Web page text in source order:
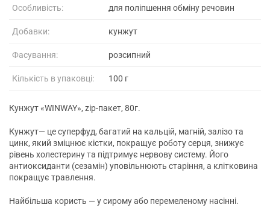
Особливість: для поліпшення обміну речовин
Добавки: кунжут
Фасування: розсипний
Кількість в упаковці: 100 г
Кунжут «WINWAY», zip-пакет, 80г.
Кунжут— це суперфуд, багатий на кальцій, магній, залізо та
цинк, який зміцнює кістки, покращує роботу серця, знижує
рівень холестерину та підтримує нервову систему. Його
антиоксиданти (сезамін) уповільнюють старіння, а клітковина
покращує травлення.
Найбільша користь — у сирому або перемеленому насінні.